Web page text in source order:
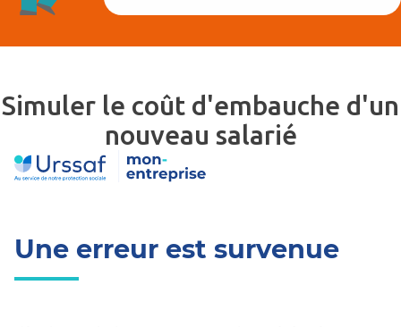
Simuler le coût d'embauche d'un
nouveau salarié